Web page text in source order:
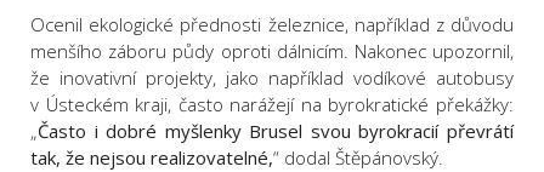
Ocenil ekologické přednosti železnice, například z důvodu
menšího záboru půdy oproti dálnicím. Nakonec upozornil,
že inovativní projekty, jako například vodíkové autobusy
v Ústeckém kraji, často narážejí na byrokratické překážky:
„Často i dobré myšlenky Brusel svou byrokracií převrátí
tak, že nejsou realizovatelné,“ dodal Štěpánovský.